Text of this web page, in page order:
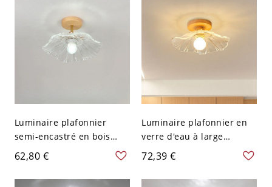
Luminaire plafonnier
semi-encastré en bois
avec abat-jour en verre
transparent - Bois 110 V-
120 V 27,94 cm
62,80 €
Luminaire plafonnier en
verre d'eau à large
évasement, 1 lumière,
doré moderne - 110 V-120
V
72,39 €